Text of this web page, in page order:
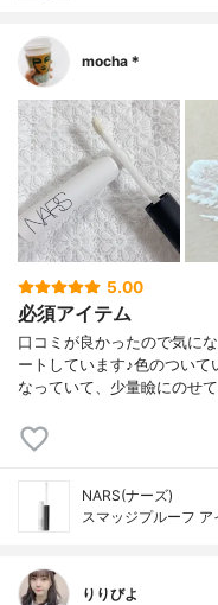
mocha＊
5.00
必須アイテム
口コミが良かったので気に
ートしています♪色のつい
なっていて、少量瞼にのせ
NARS(ナーズ)
スマッジプルーフ
りりびよ